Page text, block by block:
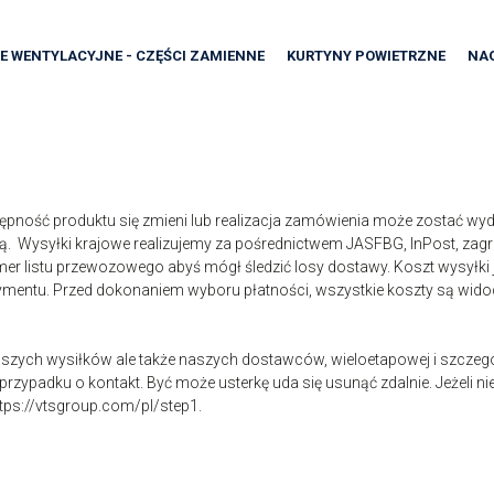
WENTYLACYJNE - CZĘŚCI ZAMIENNE KURTYNY POWIETRZNE
produktu się zmieni lub realizacja zamówienia może zostać
krajowe realizujemy za pośrednictwem JASFBG, InPost,
listu przewozowego abyś mógł śledzić losy dostawy. Koszt
Przed dokonaniem wyboru płatności, wszystkie koszty są
wysiłków ale także naszych dostawców, wieloetapowej i
o kontakt. Być może usterkę uda się usunąć zdalnie. Jeżeli
vtsgroup.com/pl/step1